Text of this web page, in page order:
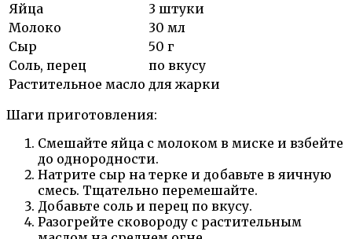
Яйца
3 штуки
Молоко
30 мл
Сыр
50 г
Соль, перец
по вкусу
Растительное масло для жарки
Шаги приготовления:
Смешайте яйца с молоком в миске и взбейте
до однородности.
Натрите сыр на терке и добавьте в яичную
смесь. Тщательно перемешайте.
Добавьте соль и перец по вкусу.
Разогрейте сковороду с растительным